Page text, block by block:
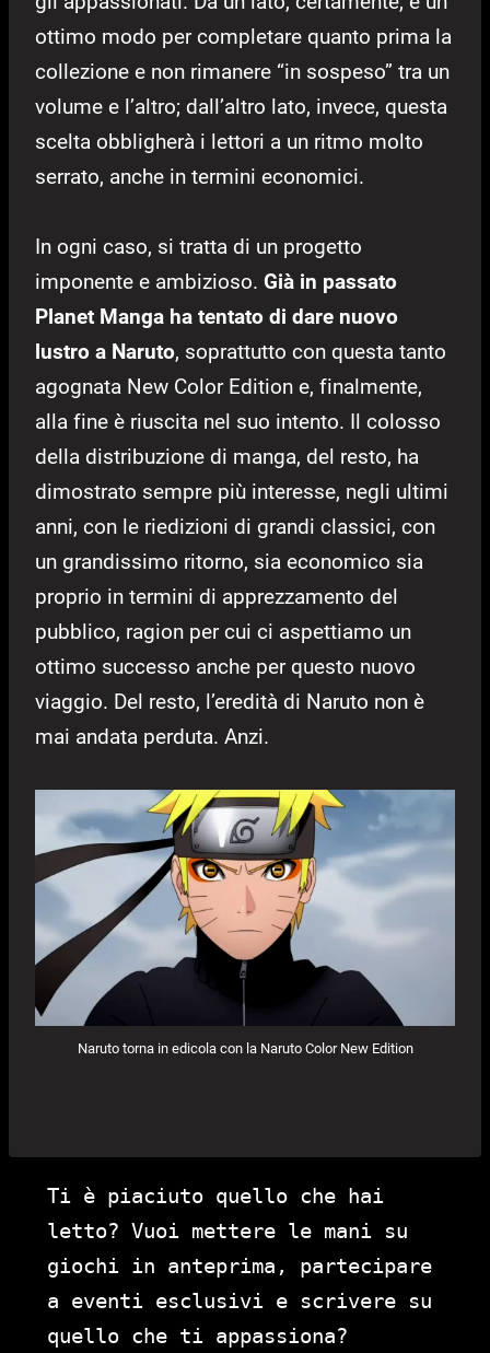
ottimo modo per completare quanto prima la
collezione e non rimanere “in sospeso” tra un
volume e l’altro; dall’altro lato, invece, questa
scelta obbligherà i lettori a un ritmo molto
serrato, anche in termini economici.
In ogni caso, si tratta di un progetto
imponente e ambizioso. Già in passato
Planet Manga ha tentato di dare nuovo
lustro a Naruto, soprattutto con questa tanto
agognata New Color Edition e, finalmente,
alla fine è riuscita nel suo intento. Il colosso
della distribuzione di manga, del resto, ha
dimostrato sempre più interesse, negli ultimi
anni, con le riedizioni di grandi classici, con
un grandissimo ritorno, sia economico sia
proprio in termini di apprezzamento del
pubblico, ragion per cui ci aspettiamo un
ottimo successo anche per questo nuovo
viaggio. Del resto, l’eredità di Naruto non è
mai andata perduta. Anzi.
Naruto torna in edicola con la Naruto Color New Edition
Ti è piaciuto quello che hai
letto? Vuoi mettere le mani su
giochi in anteprima, partecipare
a eventi esclusivi e scrivere su
quello che ti appassiona?